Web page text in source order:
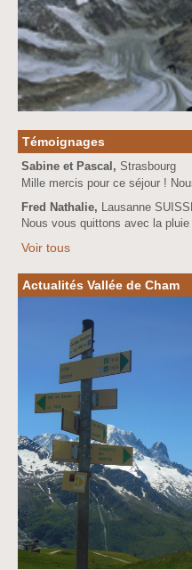
Témoignages
Sabine et Pascal,Strasbourg
Mille mercis pour ce séjour !
Fred Nathalie, Lausanne
Nous vous quittons avec la
Voir tous
Actualités Vallée de Cham